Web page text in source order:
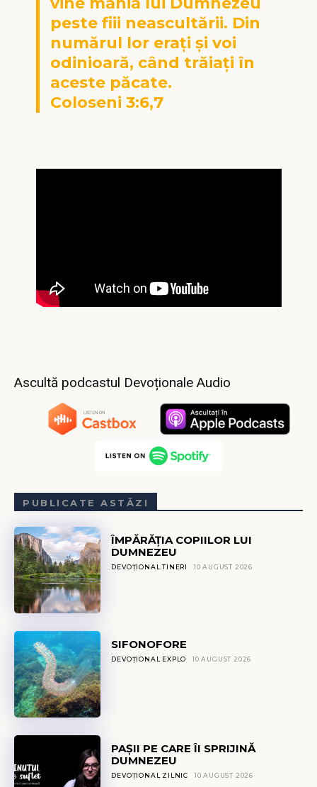
peste fiii neascultării. Din
numărul lor eraţi şi voi
odinioară, când trăiaţi în
aceste păcate.
Coloseni 3:6,7
Ascultă podcastul Devoționale Audio
PUBLICATE ASTĂZI
ÎMPĂRĂȚIA COPIILOR LUI
DUMNEZEU
DEVOȚIONAL TINERI 10 AUGUST 2026
SIFONOFORE
DEVOȚIONAL EXPLO 10 AUGUST 2026
PAȘII PE CARE ÎI SPRIJINĂ
DUMNEZEU
DEVOȚIONAL ZILNIC 10 AUGUST 2026